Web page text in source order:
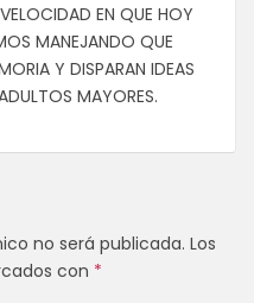
EN QUE HOY
MANEJANDO QUE
Y DISPARAN IDEAS
MAYORES.
no será publicada. Los
con *